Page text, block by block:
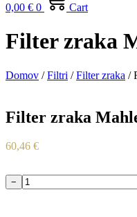
0,00 € 0 Cart
Filter zraka
Domov /Filtri /Filter zraka /
Filter zraka
60,46 €
Filter
−